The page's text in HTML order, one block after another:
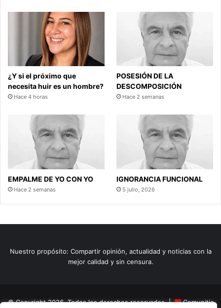
¿Y si el próximo que
necesita huir es un hombre?
Hace 4 horas
POSESIÓN DE LA
DESCOMPOSICIÓN
Hace 2 semanas
EMPALME DE YO CON YO
Hace 2 semanas
IGNORANCIA FUNCIONAL
5 julio, 2026
Nuestro propósito: Compartir opinión, actualidad y noticias con la
mejor calidad y sin censura.
© Copyright 2026, Todos los derechos reservados | Comunitic